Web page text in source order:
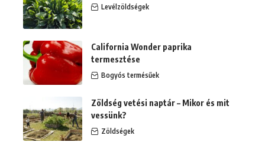
Levélzöldségek
California Wonder paprika
termesztése
Bogyós termésűek
Zöldség vetési naptár – Mikor és mit
vessünk?
Zöldségek